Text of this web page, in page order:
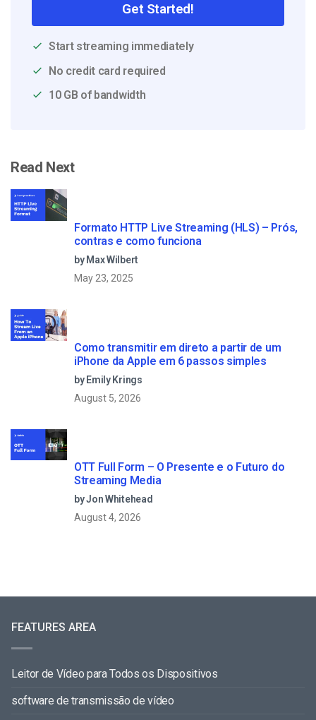
Get Started!
Start streaming immediately
No credit card required
10 GB of bandwidth
Read Next
Formato HTTP Live Streaming (HLS) – Prós,
contras e como funciona
by Max Wilbert
May 23, 2025
Como transmitir em direto a partir de um
iPhone da Apple em 6 passos simples
by Emily Krings
August 5, 2026
OTT Full Form – O Presente e o Futuro do
Streaming Media
by Jon Whitehead
August 4, 2026
FEATURES AREA
Leitor de Vídeo para Todos os Dispositivos
software de transmissão de vídeo